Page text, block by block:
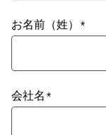
お名前（姓）
会社名